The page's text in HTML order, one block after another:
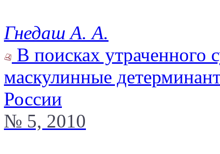
Гнедаш А. А.
В поисках утраченного
маскулинные
России
№ 5, 2010